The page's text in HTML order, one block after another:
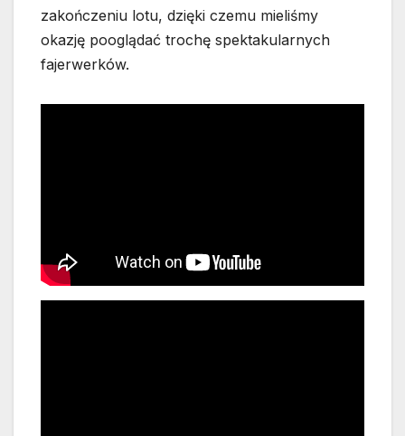
zakończeniu lotu, dzięki czemu mieliśmy
okazję pooglądać trochę spektakularnych
fajerwerków.